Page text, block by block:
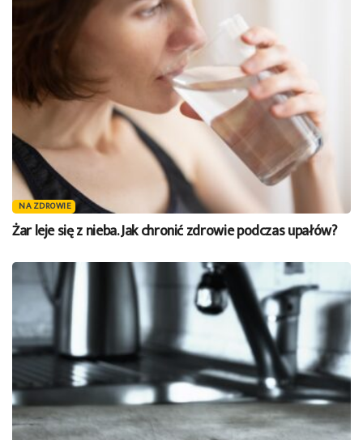
NA ZDROWIE
Żar leje się z nieba. Jak chronić zdrowie podczas upałów?